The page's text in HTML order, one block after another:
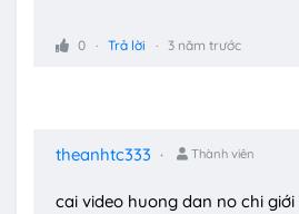
0 Trả lời 3 năm trước
theanhtc333 Thành viên
cai video huong dan no chi